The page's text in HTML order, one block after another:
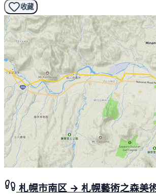
收藏
札幌市南区 → 札幌藝術之森美